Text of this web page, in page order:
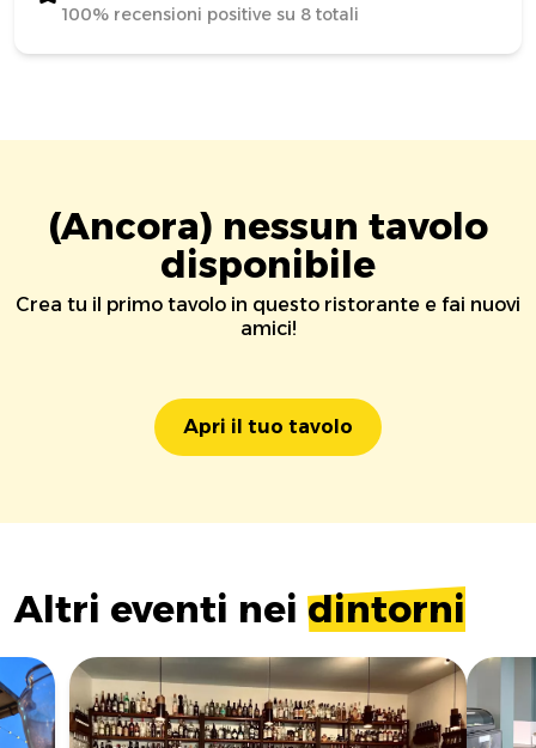
100% recensioni positive su 8 totali
(Ancora) nessun tavolo
disponibile
Crea tu il primo tavolo in questo ristorante e fai nuovi
amici!
Apri il tuo tavolo
Altri eventi nei dintorni